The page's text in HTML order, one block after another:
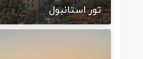
تور استانبول